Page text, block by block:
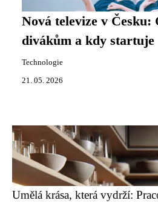
Nová televize v Česku:
divákům a kdy startuje
Technologie
21. 05. 2026
Umělá krása, která vydrží: